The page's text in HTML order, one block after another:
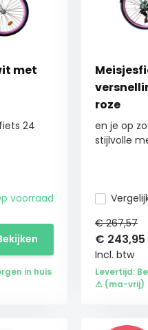
met
24
voorraad
in huis
roze
en je op
stijlvolle
€ 267,57
€ 243,95
Incl. btw
Levertijd:
⚠ (ma-vrij)